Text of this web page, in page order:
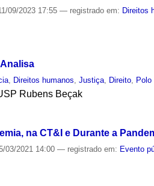
09/2023 17:55— registrado em: Direitos
Direitos humanos ,Justiça Direito Polo
Rubens Beçak
na CT&I e Durante a
03/2021 14:00— registrado em: Evento